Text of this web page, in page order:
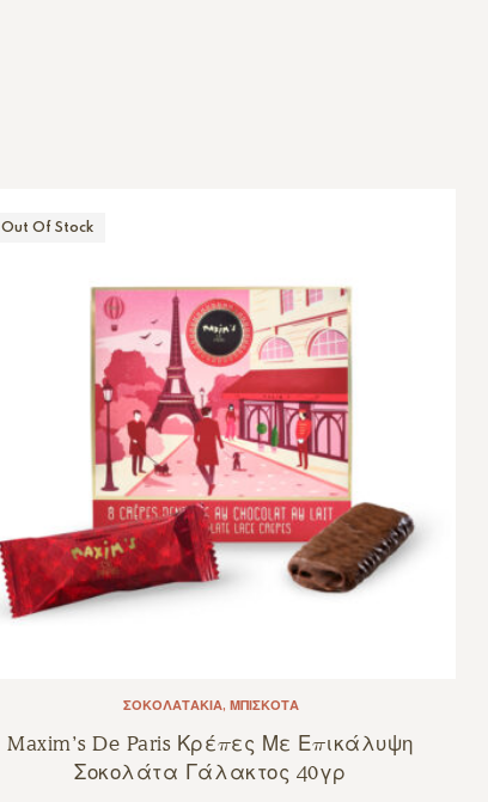
Out Of Stock
ΣΟΚΟΛΑΤΆΚΙΑ, ΜΠΙΣΚΌΤΑ
Maxim’s De Paris Κρέπες Με Επικάλυψη
Σοκολάτα Γάλακτος 40γρ